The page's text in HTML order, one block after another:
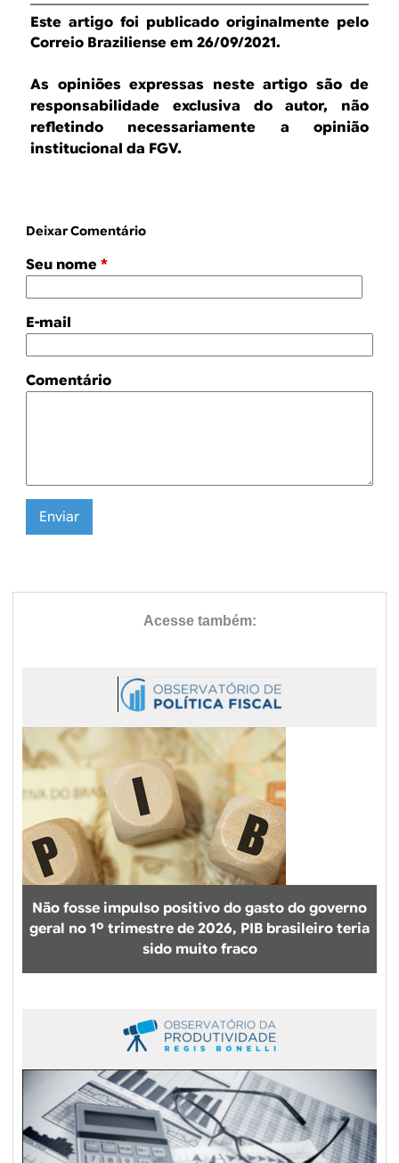
Este artigo foi publicado originalmente pelo
Correio Braziliense em 26/09/2021.
As opiniões expressas neste artigo são de
responsabilidade exclusiva do autor, não
refletindo necessariamente a opinião
institucional da FGV.
Deixar Comentário
Seu nome *
E-mail
Comentário
Não fosse impulso positivo do gasto do governo
geral no 1º trimestre de 2026, PIB brasileiro teria
sido muito fraco